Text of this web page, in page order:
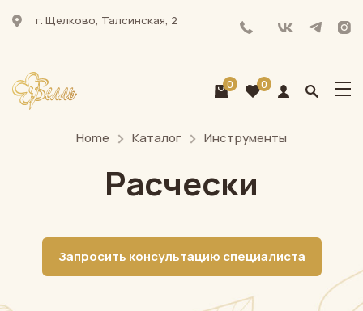
г. Щелково, Талсинская, 2
0 0
Home Каталог Инструменты
Расчески
Запросить консультацию специалиста